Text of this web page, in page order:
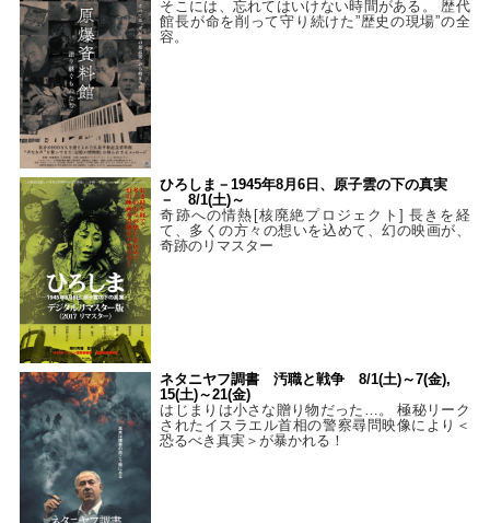
そこには、忘れてはいけない時間がある。 歴代
館長が命を削って守り続けた”歴史の現場”の全
容。
ひろしま－1945年8月6日、原子雲の下の真実
－ 8/1(土)～
奇跡への情熱[核廃絶プロジェクト] 長きを経
て、多くの方々の想いを込めて、幻の映画が、
奇跡のリマスター
ネタニヤフ調書 汚職と戦争 8/1(土)～7(金),
15(土)～21(金)
はじまりは小さな贈り物だった…。 極秘リーク
されたイスラエル首相の警察尋問映像により＜
恐るべき真実＞が暴かれる！